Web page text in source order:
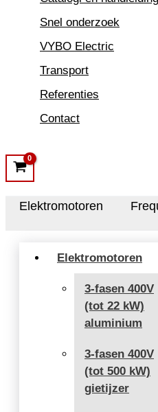
Snel onderzoek
VYBO Electric
Transport
Referenties
Contact
Elektromotoren
Elektromotoren
3-fasen 400V
(tot 22 kW)
aluminium
3-fasen 400V
(tot 500 kW)
gietijzer